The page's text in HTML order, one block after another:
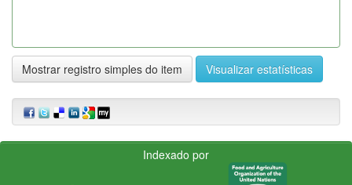
Mostrar registro simples do item Visualizar estatísticas
Indexado por